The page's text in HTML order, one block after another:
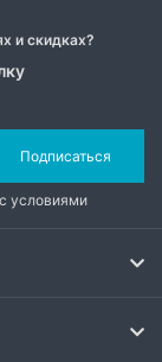
и скидках?
Подписаться
условиями